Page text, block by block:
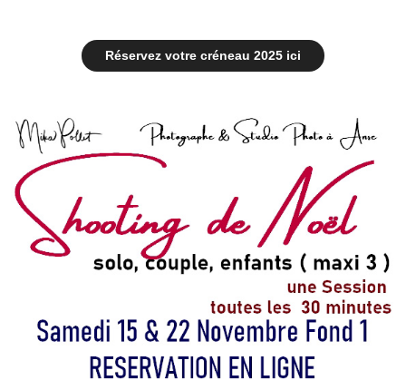
Réservez votre créneau 2025 ici